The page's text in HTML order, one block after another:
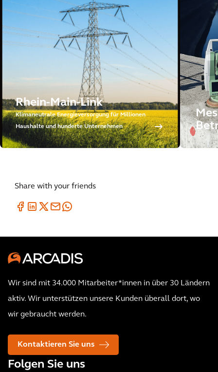
Rhein-Main-Link
Klimaneutrale Energieversorgung für Millionen
Haushalte und hunderte Unternehmen
Share with your friends
Wir sind mit 34.000 Mitarbeiter*innen in über 30 Ländern
aktiv. Wir unterstützen unsere Kunden überall dort, wo
wir gebraucht werden.
Kontaktieren Sie uns
Folgen Sie uns